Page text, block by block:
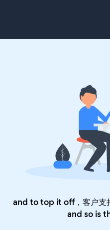
and to top it off，客户支
and so is